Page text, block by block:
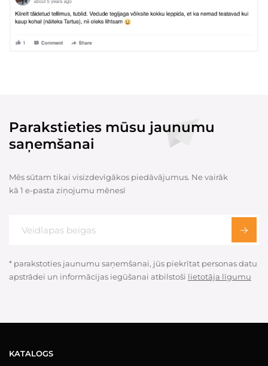
Parakstieties mūsu jaunumu
saņemšanai
Mēs sūtam tikai visizdevīgākos piedāvājumus. Ne vairāk
kā 1 e-pasta ziņojumu mēnesī
* parakstoties jaunumu saņemšanai, jūs piekrītat personas datu
apstrādei un informācijas iegūšanai atbilstoši lietotāja līgumu
KATALOGS